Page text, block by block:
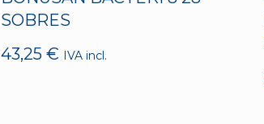
SOBRES
43,25 € IVA incl.